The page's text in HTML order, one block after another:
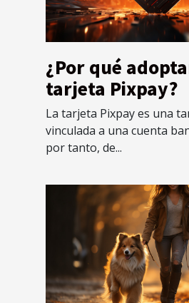
¿Por qué
tarjeta Pixpay?
La tarjeta Pixpay es una
vinculada a una cuenta
por tanto, de...